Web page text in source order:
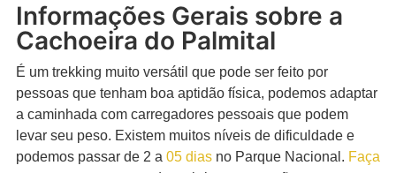
Informações Gerais sobre a
Cachoeira do Palmital
É um trekking muito versátil que pode ser feito por
pessoas que tenham boa aptidão física, podemos adaptar
a caminhada com carregadores pessoais que podem
levar seu peso. Existem muitos níveis de dificuldade e
podemos passar de 2 a 05 dias no Parque Nacional. Faça